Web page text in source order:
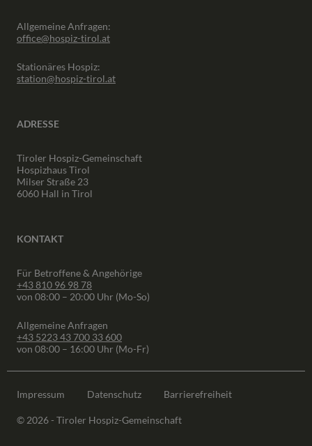
Allgemeine Anfragen:
office@hospiz-tirol.at
Stationäres Hospiz:
station@hospiz-tirol.at
ADRESSE
Tiroler Hospiz-Gemeinschaft
Hospizhaus Tirol
Milser Straße 23
6060 Hall in Tirol
KONTAKT
Für Betroffene & Angehörige
+43 810 96 98 78
von 08:00 – 20:00 Uhr (Mo-So)
Allgemeine Anfragen
+43 5223 43 700 33 600
von 08:00 – 16:00 Uhr (Mo-Fr)
Impressum Datenschutz Barrierefreiheit
© 2026 - Tiroler Hospiz-Gemeinschaft